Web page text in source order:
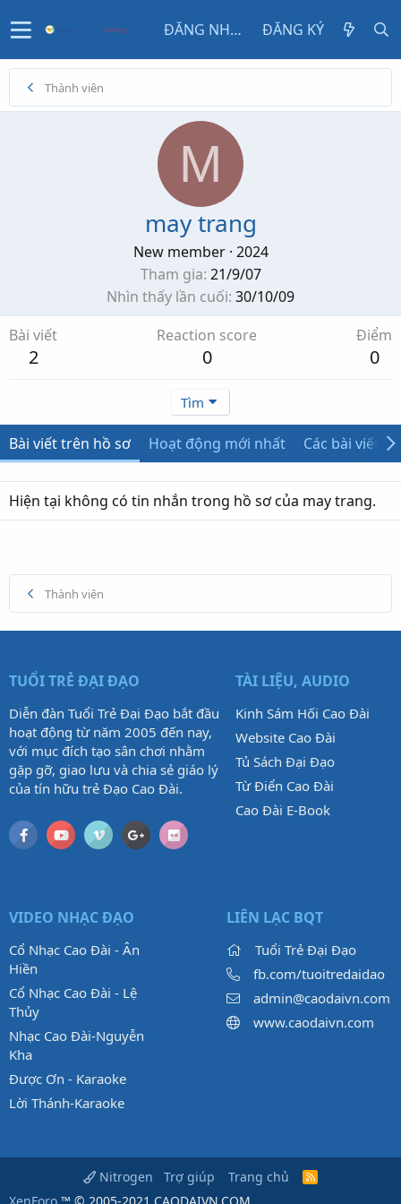
ĐĂNG NHẬP ĐĂNG KÝ
Thành viên
M
may trang
New member · 2024
Tham gia 21/9/07
Nhìn thấy lần cuối 30/10/09
Bài viết
2
Reaction score
0
Điểm
0
Tìm
Bài viết trên hồ sơ Hoạt động mới nhất Các bài viết
Hiện tại không có tin nhắn trong hồ sơ của may trang.
Thành viên
TUỔI TRẺ ĐẠI ĐẠO
Diễn đàn Tuổi Trẻ Đại Đạo bắt đầu
hoạt động từ năm 2005 đến nay,
với mục đích tạo sân chơi nhằm
gặp gỡ, giao lưu và chia sẻ giáo lý
của tín hữu trẻ Đạo Cao Đài.
TÀI LIỆU, AUDIO
Kinh Sám Hối Cao Đài
Website Cao Đài
Tủ Sách Đại Đạo
Từ Điển Cao Đài
Cao Đài E-Book
VIDEO NHẠC ĐẠO
Cổ Nhạc Cao Đài - Ân
Hiền
Cổ Nhạc Cao Đài - Lệ
Thủy
Nhạc Cao Đài-Nguyễn
Kha
Được Ơn - Karaoke
Lời Thánh-Karaoke
LIÊN LẠC BQT
Tuổi Trẻ Đại Đạo
fb.com/tuoitredaidao
admin@caodaivn.com
www.caodaivn.com
Nitrogen Trợ giúp Trang chủ
R